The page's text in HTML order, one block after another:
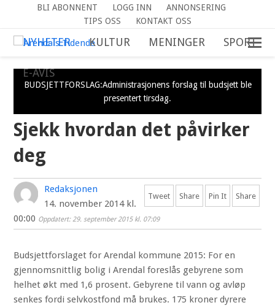
BLI ABONNENT LOGG INN
ANNONSERING
TIPS OSS
KONTAKT OSS
NYHETER KULTUR MENINGER SPORT
E-AVIS
BUDSJETTFORSLAG:Administrasjonens forslag til budsjett ble
presentert tirsdag.
Sjekk hvordan det påvirker
deg
Tweet Share Pin It Share
Redaksjonen
14. november 2014 kl.
00:00 Oppdatert: 29. september 2015 kl. 07:09
Budsjettforslaget for Arendal kommune 2015: For en
gjennomsnittlig bolig i Arendal foreslås gebyrene som
helhet økt med 1,6 prosent. Gebyrene til vann og avløp
senkes fordi selvkostfond må brukes. 175 kroner dyrere